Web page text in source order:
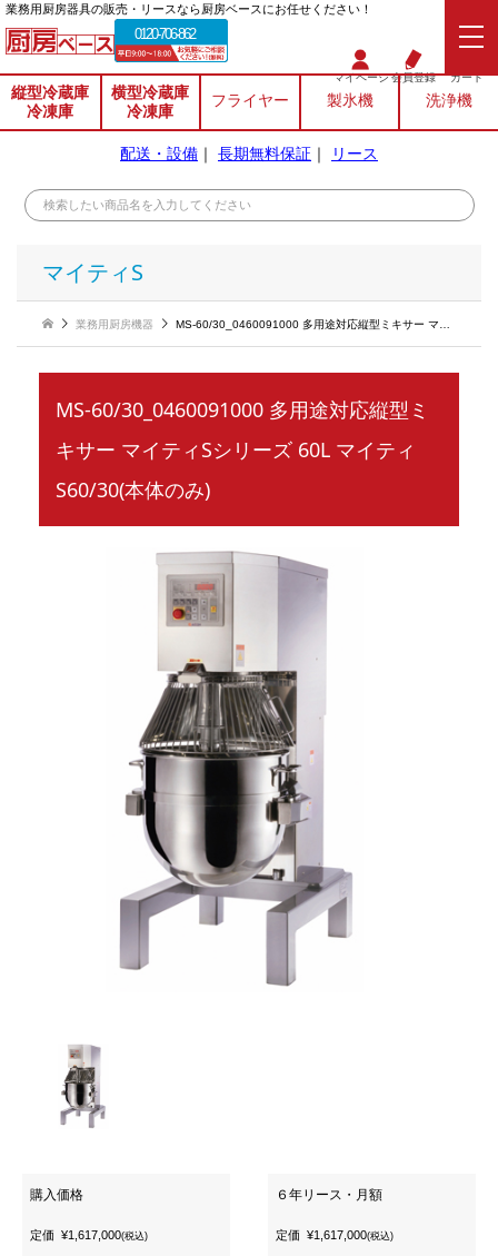
業務⽤厨房器具の販売・リースなら厨房ベースにお任せください！
0120-706-862
マイページ会員登録 カート
縦型冷蔵庫
冷凍庫
横型冷蔵庫
冷凍庫
フライヤー 製氷機 洗浄機
配送・設備 ｜ 長期無料保証 ｜ リース
マイティS
業務用厨房機器 MS-60/30_0460091000 多用途対応縦型ミキサー マイティSシリーズ 60L マイティS60/30(本体のみ)
MS-60/30_0460091000 多用途対応縦型ミ
キサー マイティSシリーズ 60L マイティ
S60/30(本体のみ)
購入価格
定価 ¥1,617,000(税込)
６年リース・月額
定価 ¥1,617,000(税込)